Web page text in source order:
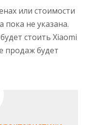
или стоимости
пока не указана.
стоить Xiaomi
продаж будет